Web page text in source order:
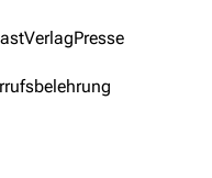
VerlagPresse